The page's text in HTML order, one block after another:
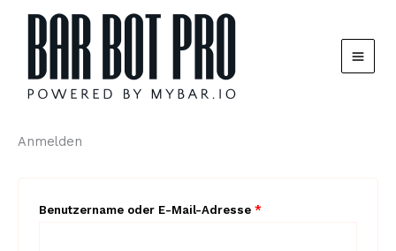
springen
Anmelden
Benutzername oder E-Mail-Adresse *Erforderlich